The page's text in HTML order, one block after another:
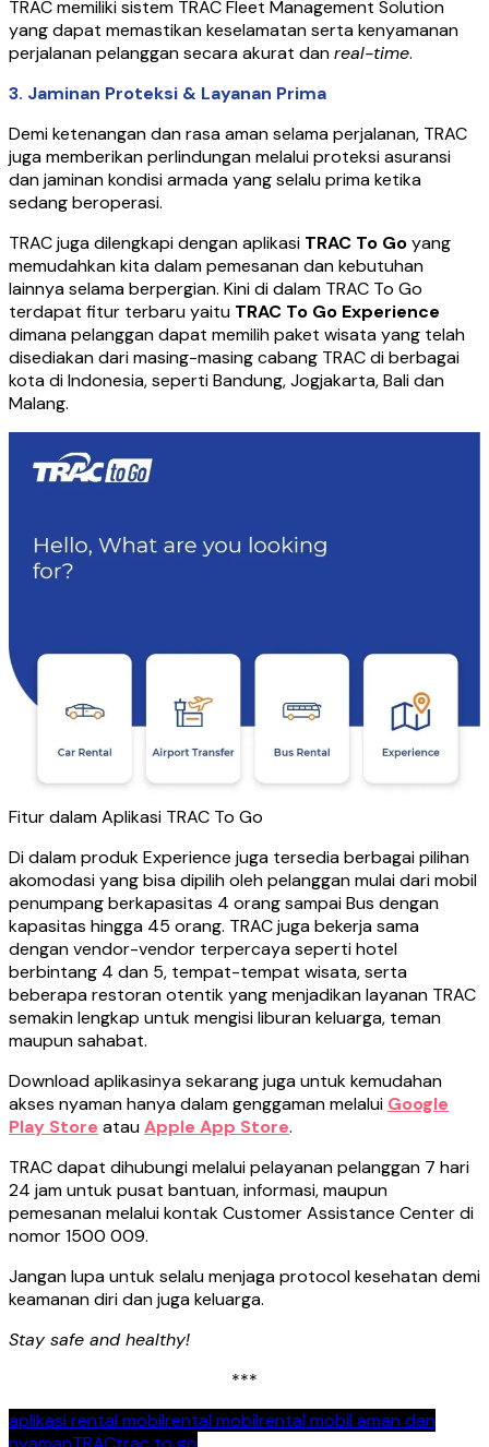
TRAC memiliki sistem TRAC Fleet Management Solution
yang dapat memastikan keselamatan serta kenyamanan
perjalanan pelanggan secara akurat danreal-time.
3. Jaminan Proteksi & Layanan Prima
Demi ketenangan dan rasa aman selama perjalanan, TRAC
juga memberikan perlindungan melalui proteksi asuransi
dan jaminan kondisi armada yang selalu prima ketika
sedang beroperasi.
TRAC juga dilengkapi dengan aplikasi TRAC To Goyang
memudahkan kita dalam pemesanan dan kebutuhan
lainnya selama berpergian. Kini di dalam TRAC To Go
terdapat fitur terbaru yaitu TRAC To Go Experience
dimana pelanggan dapat memilih paket wisata yang telah
disediakan dari masing-masing cabang TRAC di berbagai
kota di Indonesia, seperti Bandung, Jogjakarta, Bali dan
Malang.
Fitur dalam Aplikasi TRAC To Go
Di dalam produk Experience juga tersedia berbagai pilihan
akomodasi yang bisa dipilih oleh pelanggan mulai dari mobil
penumpang berkapasitas 4 orang sampai Bus dengan
kapasitas hingga 45 orang. TRAC juga bekerja sama
dengan vendor-vendor terpercaya seperti hotel
berbintang 4 dan 5, tempat-tempat wisata, serta
beberapa restoran otentik yang menjadikan layanan TRAC
semakin lengkap untuk mengisi liburan keluarga, teman
maupun sahabat.
Download aplikasinya sekarang juga untuk kemudahan
akses nyaman hanya dalam genggaman melalui Google
Play Store atauApple App Store.
TRAC dapat dihubungi melalui pelayanan pelanggan 7 hari
24 jam untuk pusat bantuan, informasi, maupun
pemesanan melalui kontak Customer Assistance Center di
nomor 1500 009.
Jangan lupa untuk selalu menjaga protocol kesehatan demi
keamanan diri dan juga keluarga.
Stay safe and healthy!
***
aplikasi rental mobilrental mobilrental mobil aman dan